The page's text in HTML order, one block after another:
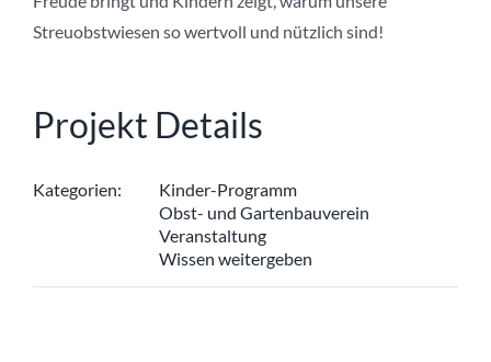
Streuobstwiesen so wertvoll und nützlich sind!
Projekt Details
Kategorien:
Kinder-Programm
Obst- und Gartenbauverein
Veranstaltung
Wissen weitergeben